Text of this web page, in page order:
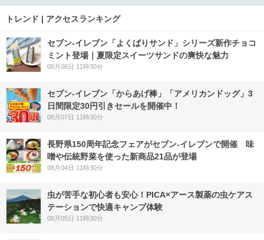
トレンド | アクセスランキング
セブン‐イレブン「よくばりサンド」シリーズ新作チョコ
ミント登場｜夏限定スイーツサンドの爽快な魅力
08月06日 11時30分
セブン‐イレブン「からあげ棒」「アメリカンドッグ」3
日間限定30円引きセールを開催中！
08月07日 11時30分
長野県150周年記念フェアがセブン-イレブンで開催 味
噌や伝統野菜を使った新商品21品が登場
08月04日 11時30分
虫が苦手な初心者も安心！PICA×アース製薬の虫ケアス
テーションで快適キャンプ体験
08月05日 11時30分